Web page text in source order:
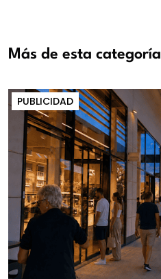
Más de esta categoría
PUBLICIDAD